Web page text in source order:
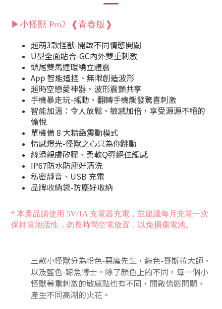
▶小怪獸 Pro2 ❰青春版❱
超萌3款怪獸-開啟不同情慾開關
U型全面貼合-GC內外雙重刺激
頭尾雙馬達環繞立體震
App 智能遙控、無限創造波形
超時空戀愛神器、波形震顫共享
手機暴走玩-搖動、翻轉手機觸發驚喜刺激
智能加溫：令人放鬆、敏感加倍，享受源源不絕的
愉悅
單機備 8 大精緻震動模式
情感燈光-怪獸之心只為你跳動
絲滑親膚矽膠、柔軟Q彈絕佳觸感
IP67防水防塵好清洗
私密靜音、USB 充電
品牌收納袋-防塵好收納
* 本產品請使用 5V/1A 充電器充電，並建議每月充電一次
保持電池活性，勿長時間空電放置，以免損傷電池。
三款小怪獸分為粉色-惡魔先生，綠色-哥斯拉大師，
以及藍色-鯨魚博士。除了顏色上的不同，每一個小
怪獸著重刺激的敏感點也有不同，開啟情慾開關，
產生不同高潮的火花。